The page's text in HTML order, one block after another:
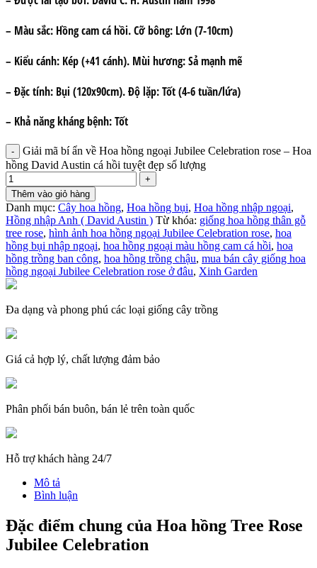
– Màu sắc: Hồng cam cá hồi.Cỡ bông: Lớn (7-10cm)
– Kiểu cánh: Kép (+41 cánh). Mùi hương: Sả mạnh mẽ
– Đặc tính: Bụi (120x90cm).Độ lặp:Tốt (4-6 tuần/lứa)
– Khả năng kháng bệnh:Tốt
Giải mã bí ẩn về Hoa hồng ngoại Jubilee Celebration rose – Hoa
hồng David Austin cá hồi tuyệt đẹp số lượng
Thêm vào giỏ hàng
Danh mục: Cây hoa hồng, Hoa hồng bụi, Hoa hồng nhập ngoại,
Hồng nhập Anh ( David Austin ) Từ khóa: giống hoa hồng thân gỗ
tree rose, hình ảnh hoa hồng ngoại Jubilee Celebration rose, hoa
hồng bụi nhập ngoại, hoa hồng ngoại màu hồng cam cá hồi, hoa
hồng trồng ban công, hoa hồng trồng chậu, mua bán cây giống hoa
hồng ngoại Jubilee Celebration rose ở đâu, Xinh Garden
Đa dạng và phong phú các loại giống cây trồng
Giá cả hợp lý, chất lượng đảm bảo
Phân phối bán buôn, bán lẻ trên toàn quốc
Hỗ trợ khách hàng 24/7
Mô tả
Bình luận
Đặc điểm chung của Hoa hồng Tree Rose
Jubilee Celebration